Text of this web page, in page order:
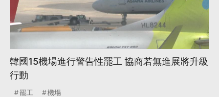
韓國15機場進行警告性罷工 協商若無進展將升級
行動
罷工 機場